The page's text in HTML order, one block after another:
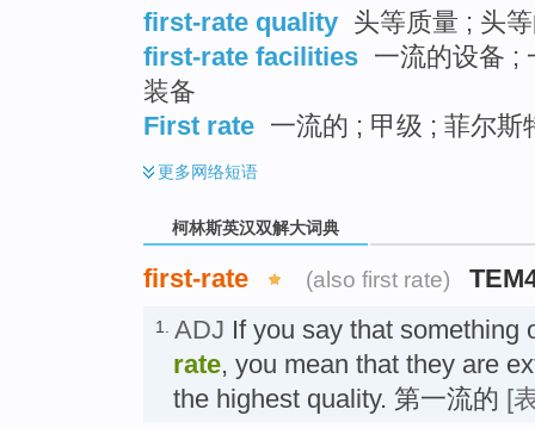
first-rate quality 头等质量 ; 头
first-rate facilities 一流的设备 ;
装备
First rate 一流的 ; 甲级 ; 菲尔斯
更多网络短语
柯林斯英汉双解大词典
first-rate (also first rate)
1. ADJ If you say that something
rate, you mean that they are
the highest quality. 第一流的 [